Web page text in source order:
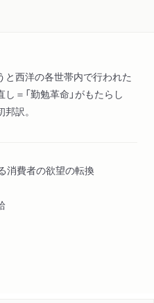
西洋の各世帯内で行われた
＝「勤勉革命」がもたらし
訳。
消費者の欲望の転換